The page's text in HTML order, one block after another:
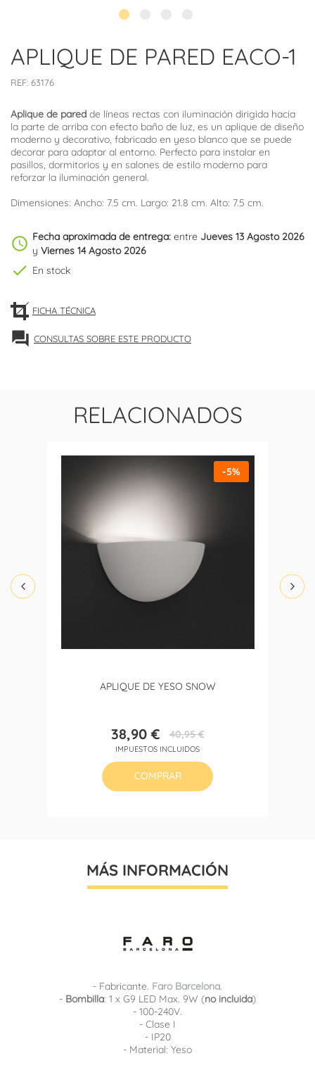
APLIQUE DE PARED EACO-1
REF: 63176
Aplique de pared de líneas rectas con iluminación dirigida hacia
la parte de arriba con efecto baño de luz, es un aplique de diseño
moderno y decorativo, fabricado en yeso blanco que se puede
decorar para adaptar al entorno. Perfecto para instalar en
pasillos, dormitorios y en salones de estilo moderno para
reforzar la iluminación general.
Dimensiones: Ancho: 7.5 cm. Largo: 21.8 cm. Alto: 7.5 cm.
schedule Fecha aproximada de entrega: entre Jueves 13 Agosto 2026
y Viernes 14 Agosto 2026
check En stock
FICHA TÉCNICA
forum CONSULTAS SOBRE ESTE PRODUCTO
RELACIONADOS
APLIQUE DE YESO SNOW
Precio
38,90 €Precio
base
40,95 €
IMPUESTOS INCLUIDOS
-5%
COMPRAR
MÁS INFORMACIÓN
- Fabricante. Faro Barcelona.
- Bombilla: 1 x G9 LED Max. 9W (no incluida)
- 100-240V.
- Clase I
- IP20
- Material: Yeso